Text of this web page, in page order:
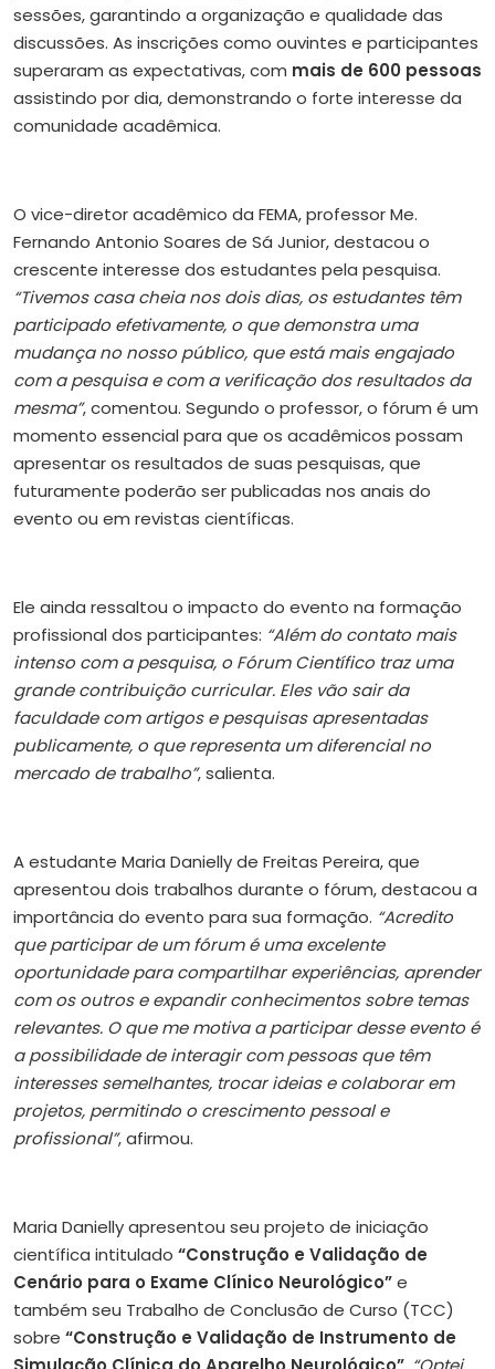
sessões, garantindo a organização e qualidade das
discussões. As inscrições como ouvintes e participantes
superaram as expectativas, com mais de 600 pessoas
assistindo por dia, demonstrando o forte interesse da
comunidade acadêmica.
O vice-diretor acadêmico da FEMA, professor Me.
Fernando Antonio Soares de Sá Junior, destacou o
crescente interesse dos estudantes pela pesquisa.
“Tivemos casa cheia nos dois dias, os estudantes têm
participado efetivamente, o que demonstra uma
mudança no nosso público, que está mais engajado
com a pesquisa e com a verificação dos resultados da
mesma”, comentou. Segundo o professor, o fórum é um
momento essencial para que os acadêmicos possam
apresentar os resultados de suas pesquisas, que
futuramente poderão ser publicadas nos anais do
evento ou em revistas científicas.
Ele ainda ressaltou o impacto do evento na formação
profissional dos participantes: “Além do contato mais
intenso com a pesquisa, o Fórum Científico traz uma
grande contribuição curricular. Eles vão sair da
faculdade com artigos e pesquisas apresentadas
publicamente, o que representa um diferencial no
mercado de trabalho”, salienta.
A estudante Maria Danielly de Freitas Pereira, que
apresentou dois trabalhos durante o fórum, destacou a
importância do evento para sua formação. “Acredito
que participar de um fórum é uma excelente
oportunidade para compartilhar experiências, aprender
com os outros e expandir conhecimentos sobre temas
relevantes. O que me motiva a participar desse evento é
a possibilidade de interagir com pessoas que têm
interesses semelhantes, trocar ideias e colaborar em
projetos, permitindo o crescimento pessoal e
profissional”, afirmou.
Maria Danielly apresentou seu projeto de iniciação
científica intitulado “Construção e Validação de
Cenário para o Exame Clínico Neurológico”e
também seu Trabalho de Conclusão de Curso (TCC)
sobre “Construção e Validação de Instrumento de